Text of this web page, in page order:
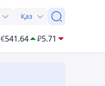
Қаз
€541.64 ₽5.71